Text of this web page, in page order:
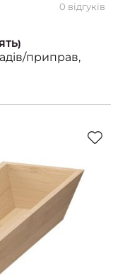
0 відгуків
приправ,